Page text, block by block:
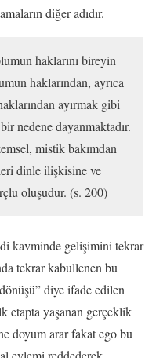
diğer adıdır.
haklarını bireyin
haklarından, ayrıca
ayırmak gibi
nedene dayanmaktadır.
mistik bakımdan
dinle ilişkisine ve
oluşudur. (s. 200)
kavminde gelişimini tekrar
tekrar kabullenen bu
diye ifade edilen
etapta yaşanan gerçeklik
doyum arar fakat ego bu